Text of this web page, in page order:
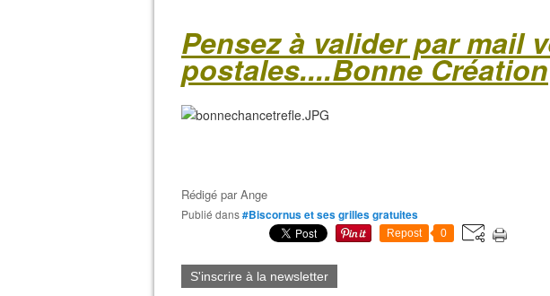
Pensez à valider par mail
postales....Bonne Création
Rédigé parAnge
Publié dans#Biscornus et ses grilles gratuites
Repost 0
S'inscrire à la newsletter